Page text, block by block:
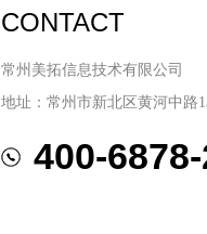
CONTACT
常州美拓信息技术有限公司
地址：常州市新北区黄河中路
400-